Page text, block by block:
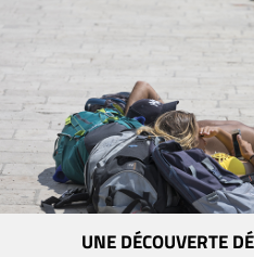
UNE DÉCOUVERTE